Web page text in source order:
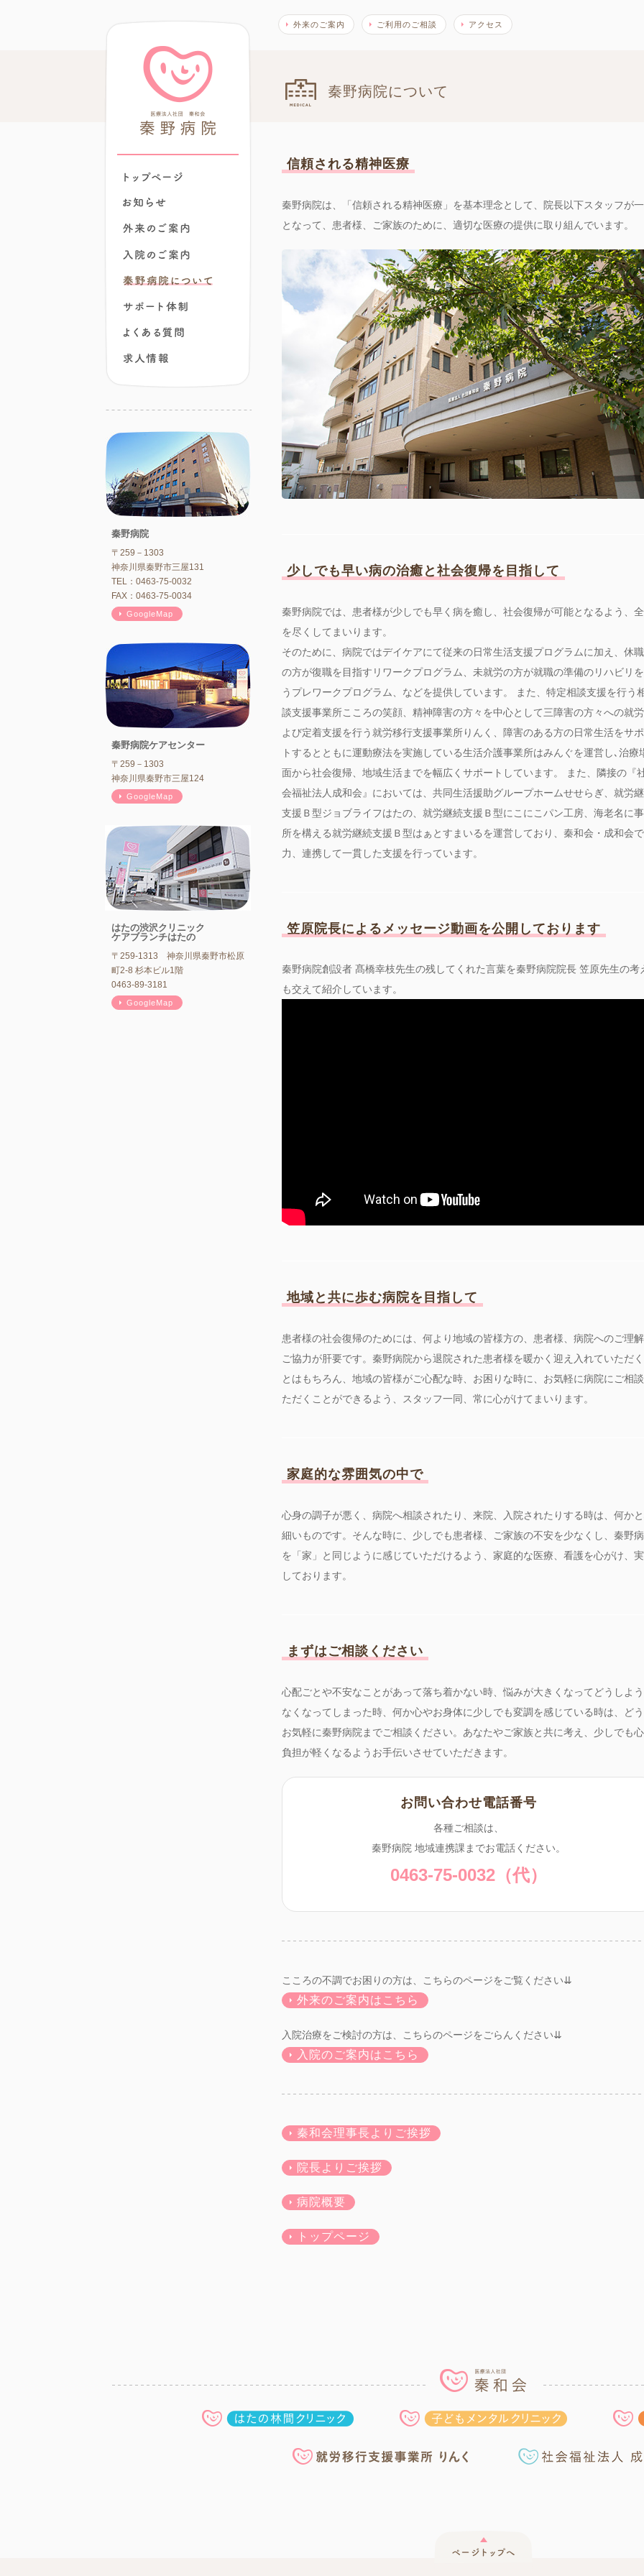
外来のご案内 ご利用のご相談 アクセス
秦野病院
〒259－1303
神奈川県秦野市三屋131
TEL：0463-75-0032
FAX：0463-75-0034
GoogleMap
秦野病院ケアセンター
〒259－1303
神奈川県秦野市三屋124
GoogleMap
はたの渋沢クリニック
ケアブランチはたの
〒259-1313 神奈川県秦野市松原
町2-8 杉本ビル1階
0463-89-3181
GoogleMap
秦野病院について
信頼される精神医療
秦野病院は、「信頼される精神医療」を基本理念として、院長以下スタッフが
となって、患者様、ご家族のために、適切な医療の提供に取り組んでいます。
少しでも早い病の治癒と社会復帰を目指して
秦野病院では、患者様が少しでも早く病を癒し、社会復帰が可能となるよう、
を尽くしてまいります。
そのために、病院ではデイケアにて従来の日常生活支援プログラムに加え、休
の方が復職を目指すリワークプログラム、未就労の方が就職の準備のリハビリ
うプレワークプログラム、などを提供しています。 また、特定相談支援を行う
談支援事業所こころの笑顔、精神障害の方々を中心として三障害の方々への就
よび定着支援を行う就労移行支援事業所りんく、障害のある方の日常生活をサ
トするとともに運動療法を実施している生活介護事業所はみんぐを運営し､治療
面から社会復帰、地域生活までを幅広くサポートしています。 また、隣接の『
会福祉法人成和会』においては、共同生活援助グループホームせせらぎ、就労
支援Ｂ型ジョブライフはたの、就労継続支援Ｂ型にこにこパン工房、海老名に
所を構える就労継続支援Ｂ型はぁとすまいるを運営しており、秦和会・成和会
力、連携して一貫した支援を行っています。
笠原院長によるメッセージ動画を公開しております
秦野病院創設者 髙橋幸枝先生の残してくれた言葉を秦野病院院長 笠原先生の考
も交えて紹介しています。
地域と共に歩む病院を目指して
患者様の社会復帰のためには、何より地域の皆様方の、患者様、病院へのご理
ご協力が肝要です。秦野病院から退院された患者様を暖かく迎え入れていただ
とはもちろん、地域の皆様がご心配な時、お困りな時に、お気軽に病院にご相
ただくことができるよう、スタッフ一同、常に心がけてまいります。
家庭的な雰囲気の中で
心身の調子が悪く、病院へ相談されたり、来院、入院されたりする時は、何か
細いものです。そんな時に、少しでも患者様、ご家族の不安を少なくし、秦野
を「家」と同じように感じていただけるよう、家庭的な医療、看護を心がけ、
しております。
まずはご相談ください
心配ごとや不安なことがあって落ち着かない時、悩みが大きくなってどうしよ
なくなってしまった時、何か心やお身体に少しでも変調を感じている時は、ど
お気軽に秦野病院までご相談ください。あなたやご家族と共に考え、少しでも
負担が軽くなるようお手伝いさせていただきます。
お問い合わせ電話番号
各種ご相談は、
秦野病院 地域連携課までお電話ください。
0463-75-0032（代）
こころの不調でお困りの方は、こちらのページをご覧ください⇊
外来のご案内はこちら
入院治療をご検討の方は、こちらのページをごらんください⇊
入院のご案内はこちら
秦和会理事長よりご挨拶
院長よりご挨拶
病院概要
トップページ
はたの林間クリニック 子どもメンタルク
就労移行支援事業所りんく